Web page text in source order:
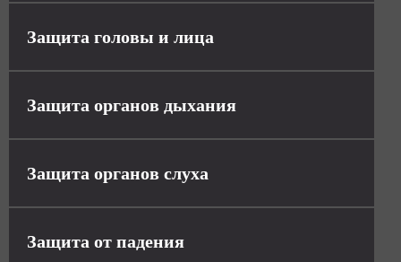
Защита головы и лица
Защита органов дыхания
Защита органов слуха
Защита от падения